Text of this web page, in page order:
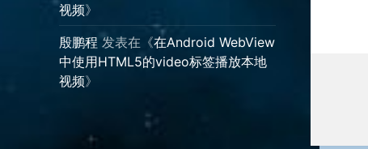
视频》
殷鹏程 发表在《在Android WebView
中使用HTML5的video标签播放本地
视频》